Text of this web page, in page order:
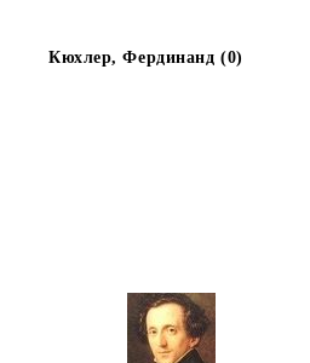
Кюхлер, Фердинанд (0)